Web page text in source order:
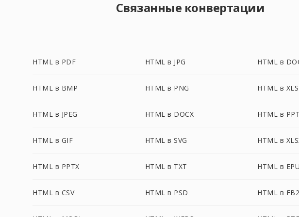
Связанные конвертации
HTML в PDF HTML в JPG HTML в
HTML в BMP HTML в PNG HTML в XLS
HTML в JPEG HTML в DOCX HTML в PPT
HTML в GIF HTML в SVG HTML в
HTML в PPTX HTML в TXT HTML в
HTML в CSV HTML в PSD HTML в FB2